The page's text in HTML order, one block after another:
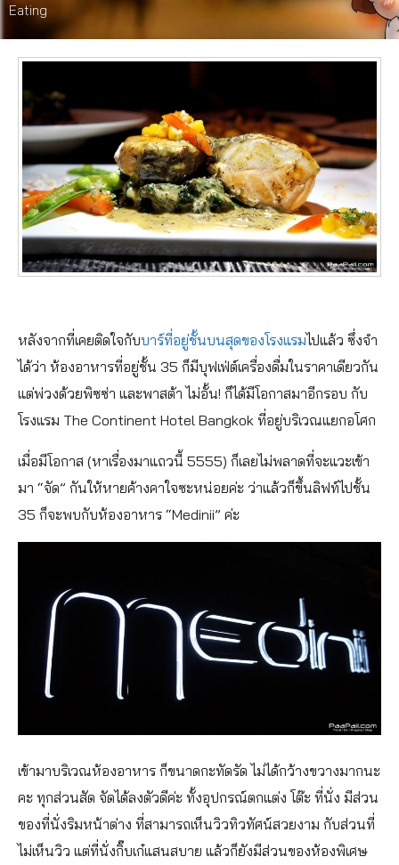
Eating
หลังจากที่เคยติดใจกับบาร์ที่อยู่ชั้นบนสุดของโรงแรมไปแล้ว ซึ่งจำ
ได้ว่า ห้องอาหารที่อยู่ชั้น 35 ก็มีบุฟเฟ่ต์เครื่องดื่มในราคาเดียวกัน
แต่พ่วงด้วยพิซซ่า และพาสต้า ไม่อั้น! ก็ได้มีโอกาสมาอีกรอบ กับ
โรงแรม The Continent Hotel Bangkok ที่อยู่บริเวณแยกอโศก
เมื่อมีโอกาส (หาเรื่องมาแถวนี้ 5555) ก็เลยไม่พลาดที่จะแวะเข้า
มา “จัด” กันให้หายค้างคาใจซะหน่อยค่ะ ว่าแล้วก็ขึ้นลิฟท์ไปชั้น
35 ก็จะพบกับห้องอาหาร “Medinii” ค่ะ
เข้ามาบริเวณห้องอาหาร ก็ขนาดกะทัดรัด ไม่ได้กว้างขวางมากนะ
คะ ทุกส่วนสัด จัดได้ลงตัวดีค่ะ ทั้งอุปกรณ์ตกแต่ง โต๊ะ ที่นั่ง มีส่วน
ของที่นั่งริมหน้าต่าง ที่สามารถเห็นวิวทิวทัศน์สวยงาม กับส่วนที่
ไม่เห็นวิว แต่ที่นั่งกิ๊บเก๋แสนสบาย แล้วก็ยังมีส่วนของห้องพิเศษ